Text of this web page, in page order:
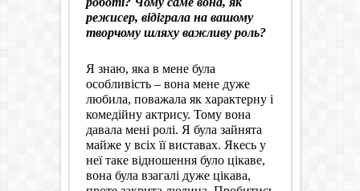
режисер, відіграла на вашому
творчому шляху важливу роль?
Я знаю, яка в мене була
особливість – вона мене дуже
любила, поважала як характерну і
комедійну актрису. Тому вона
давала мені ролі. Я була зайнята
майже у всіх її виставах. Якесь у
неї таке відношення було цікаве,
вона була взагалі дуже цікава,